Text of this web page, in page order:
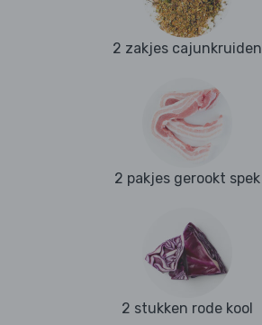
2 zakjes cajunkruiden
2 pakjes gerookt spek
2 stukken rode kool